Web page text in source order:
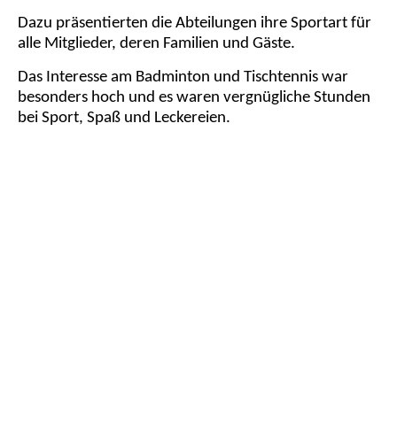
Dazu präsentierten die Abteilungen ihre Sportart für
alle Mitglieder, deren Familien und Gäste.
Das Interesse am Badminton und Tischtennis war
besonders hoch und es waren vergnügliche Stunden
bei Sport, Spaß und Leckereien.